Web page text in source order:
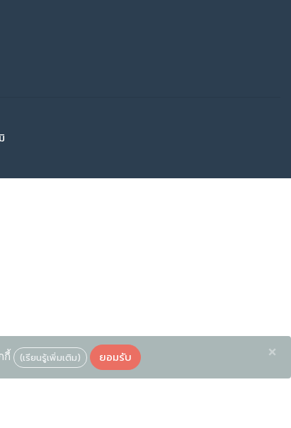
กี้ (เรียนรู้เพิ่มเติม) ยอมรับ ×